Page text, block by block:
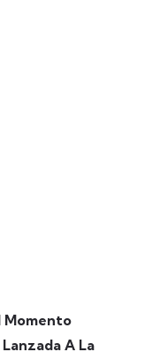
Momento
A La